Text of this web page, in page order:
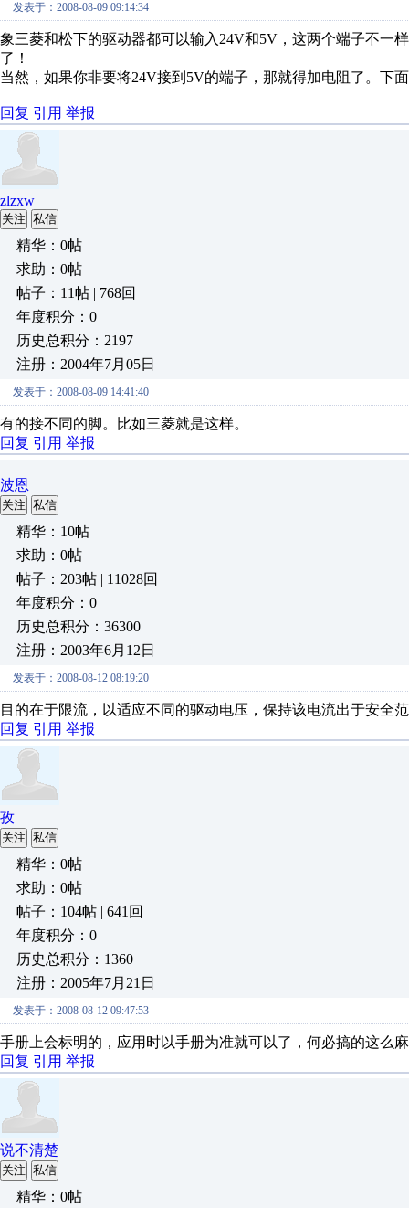
发表于：2008-08-09 09:14:34
象三菱和松下的驱动器都可以输入24V和5V，这两个端子不一
了！
当然，如果你非要将24V接到5V的端子，那就得加电阻了。下
回复 引用 举报
zlzxw
关注 私信
精华：0帖
求助：0帖
帖子：11帖 | 768回
年度积分：0
历史总积分：2197
注册：2004年7月05日
发表于：2008-08-09 14:41:40
有的接不同的脚。比如三菱就是这样。
回复 引用 举报
波恩
关注 私信
精华：10帖
求助：0帖
帖子：203帖 | 11028回
年度积分：0
历史总积分：36300
注册：2003年6月12日
发表于：2008-08-12 08:19:20
目的在于限流，以适应不同的驱动电压，保持该电流出于安全
回复 引用 举报
孜
关注 私信
精华：0帖
求助：0帖
帖子：104帖 | 641回
年度积分：0
历史总积分：1360
注册：2005年7月21日
发表于：2008-08-12 09:47:53
手册上会标明的，应用时以手册为准就可以了，何必搞的这么
回复 引用 举报
说不清楚
关注 私信
精华：0帖